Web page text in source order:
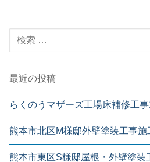
シ
ョ
最近の投稿
らくのうマザーズ工場床補修工
熊本市北区M様邸外壁塗装工事施
熊本市東区S様邸屋根・外壁塗装